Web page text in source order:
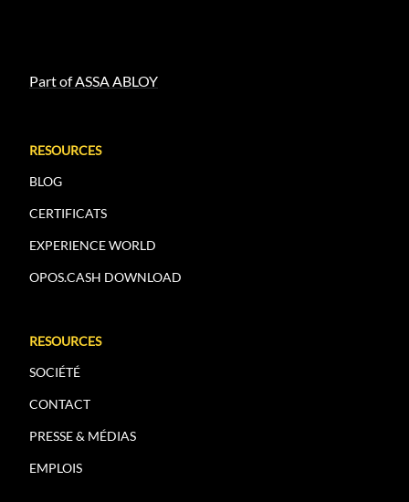
Part of ASSA ABLOY
RESOURCES
BLOG
CERTIFICATS
EXPERIENCE WORLD
OPOS.CASH DOWNLOAD
RESOURCES
SOCIÉTÉ
CONTACT
PRESSE & MÉDIAS
EMPLOIS